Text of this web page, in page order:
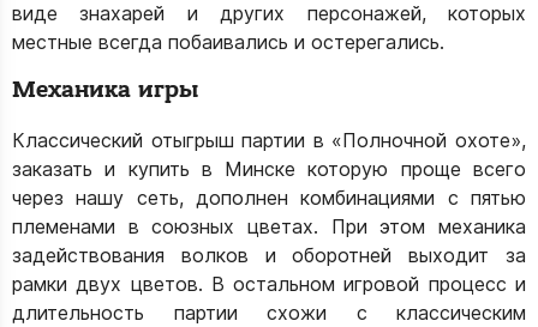
виде знахарей и других персонажей, которых
местные всегда побаивались и остерегались.
Механика игры
Классический отыгрыш партии в «Полночной охоте»,
заказать и купить в Минске которую проще всего
через нашу сеть, дополнен комбинациями с пятью
племенами в союзных цветах. При этом механика
задействования волков и оборотней выходит за
рамки двух цветов. В остальном игровой процесс и
длительность партии схожи с классическим